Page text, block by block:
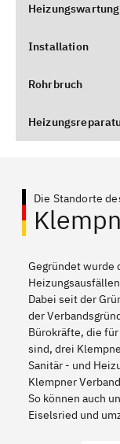
Heizungswartung
Installation
Rohrbruch
Die Standorte
Gegründet wurde
Dabei seit der
der
Bürokräfte, die
sind, drei
Sanitär - und
Klempner
So können auch
Eiselsried und